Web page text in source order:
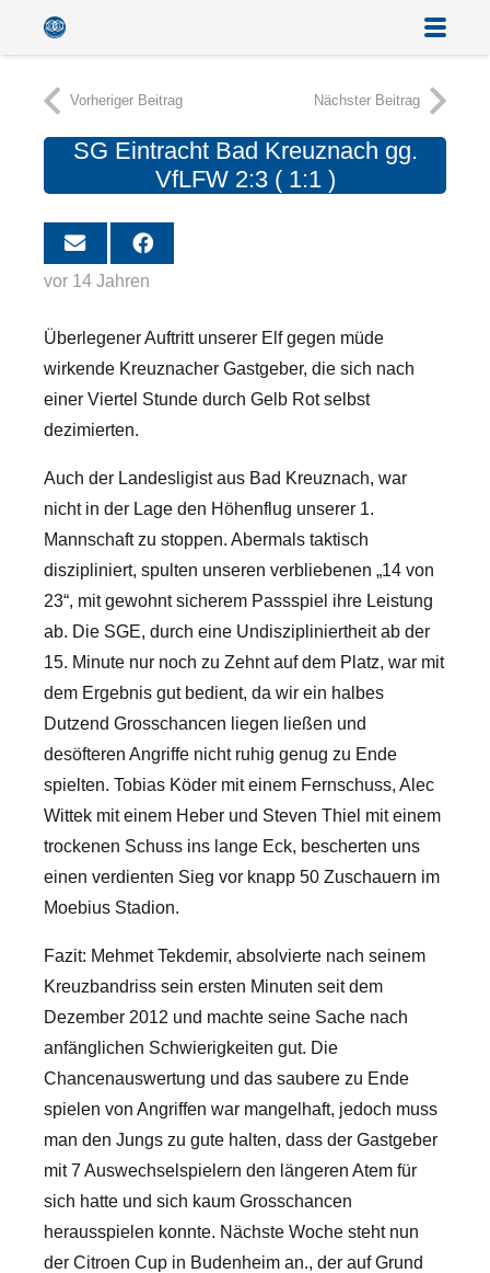
Vorheriger Beitrag Nächster Beitrag
SG Eintracht Bad Kreuznach gg.
VfLFW 2:3 ( 1:1 )
vor 14 Jahren
Überlegener Auftritt unserer Elf gegen müde
wirkende Kreuznacher Gastgeber, die sich nach
einer Viertel Stunde durch Gelb Rot selbst
dezimierten.
Auch der Landesligist aus Bad Kreuznach, war
nicht in der Lage den Höhenflug unserer 1.
Mannschaft zu stoppen. Abermals taktisch
diszipliniert, spulten unseren verbliebenen „14 von
23“, mit gewohnt sicherem Passspiel ihre Leistung
ab. Die SGE, durch eine Undiszipliniertheit ab der
15. Minute nur noch zu Zehnt auf dem Platz, war mit
dem Ergebnis gut bedient, da wir ein halbes
Dutzend Grosschancen liegen ließen und
desöfteren Angriffe nicht ruhig genug zu Ende
spielten. Tobias Köder mit einem Fernschuss, Alec
Wittek mit einem Heber und Steven Thiel mit einem
trockenen Schuss ins lange Eck, bescherten uns
einen verdienten Sieg vor knapp 50 Zuschauern im
Moebius Stadion.
Fazit: Mehmet Tekdemir, absolvierte nach seinem
Kreuzbandriss sein ersten Minuten seit dem
Dezember 2012 und machte seine Sache nach
anfänglichen Schwierigkeiten gut. Die
Chancenauswertung und das saubere zu Ende
spielen von Angriffen war mangelhaft, jedoch muss
man den Jungs zu gute halten, dass der Gastgeber
mit 7 Auswechselspielern den längeren Atem für
sich hatte und sich kaum Grosschancen
herausspielen konnte. Nächste Woche steht nun
der Citroen Cup in Budenheim an., der auf Grund